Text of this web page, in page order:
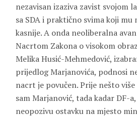
nezavisan izaziva zavist svojom
sa SDA i praktično svima koji mu
kasnije. A onda neoliberalna
Nacrtom Zakona o visokom
Melika Husić-Mehmedović,
prijedlog Marjanovića, podnosi
nacrt je povučen. Prije nešto
sam Marjanović, tada kadar DF-
neopozivu ostavku na mjesto